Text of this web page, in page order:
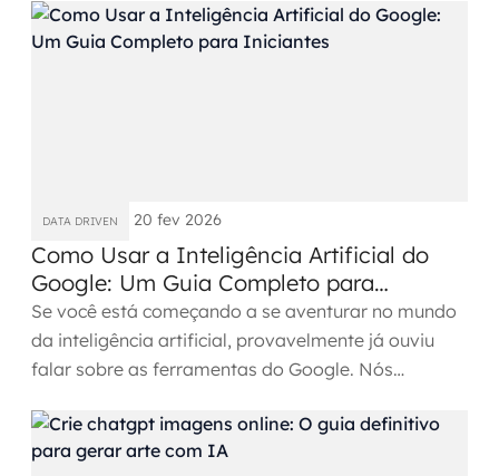
DATA DRIVEN 20 fev 2026
Como Usar a Inteligência Artificial do
Google: Um Guia Completo para
Iniciantes
Se você está começando a se aventurar no mundo
da inteligência artificial, provavelmente já ouviu
falar sobre as ferramentas do Google. Nós